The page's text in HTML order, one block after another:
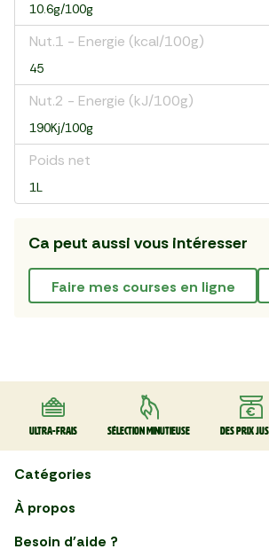
10.6g/100g
Nut.1 - Energie (kcal/100g)
45
Nut.2 - Energie (kJ/100g)
190Kj/100g
Poids net
1L
Ca peut aussi vous intéresser
faire mes courses en ligne
Ultra-frais Sélection minutieuse Des prix
Catégories
Faire ses courses en ligne
À propos
Besoin d'aide ?